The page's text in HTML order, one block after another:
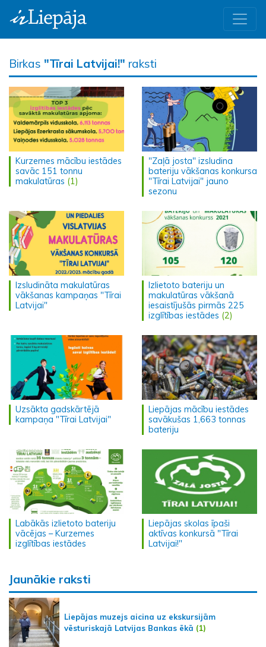
Birkas "Tīrai Latvijai!" raksti
Kurzemes mācību iestādes
savāc 151 tonnu
makulatūras (1)
"Zaļā josta" izsludina
bateriju vākšanas konkursa
"Tīrai Latvijai" jauno
sezonu
Izsludināta makulatūras
vākšanas kampaņas "Tīrai
Latvijai"
Izlietoto bateriju un
makulatūras vākšanā
iesaistījušās pirmās 225
izglītības iestādes (2)
Uzsākta gadskārtējā
kampaņa "Tīrai Latvijai"
Liepājas mācību iestādes
savākušas 1,663 tonnas
bateriju
Labākās izlietoto bateriju
vācējas – Kurzemes
izglītības iestādes
Liepājas skolas īpaši
aktīvas konkursā "Tīrai
Latvijai!"
Jaunākie raksti
Liepājas muzejs aicina uz ekskursijām
vēsturiskajā Latvijas Bankas ēkā (1)